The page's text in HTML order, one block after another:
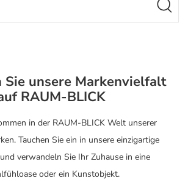
Sie unsere Markenvielfalt
RAUM-BLICK
in der RAUM-BLICK Welt unserer
Tauchen Sie ein in unsere einzigartige
verwandeln Sie Ihr Zuhause in eine
oder ein Kunstobjekt.